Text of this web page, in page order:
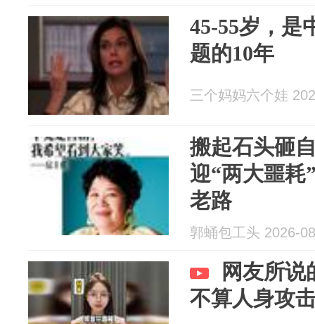
45-55岁，是
题的10年
三个妈妈六个娃
搬起石头砸
迎“两大噩耗
老路
郭蛹包工头 2026-
网友所说
不算人身攻